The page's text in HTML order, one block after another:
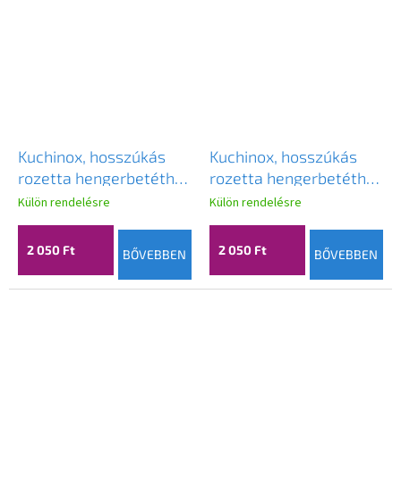
Kuchinox, hosszúkás
rozetta hengerbetéthez
126x46x12 mm, patinás,
LAV-LZ4_402A
Külön rendelésre
2 050 Ft BŐVEBBEN
Kuchinox, hosszúkás
rozetta hengerbetéthez
126x40x10 mm, szatén
acél, LAV-LZ5_102A
Külön rendelésre
2 050 Ft BŐVEBBEN